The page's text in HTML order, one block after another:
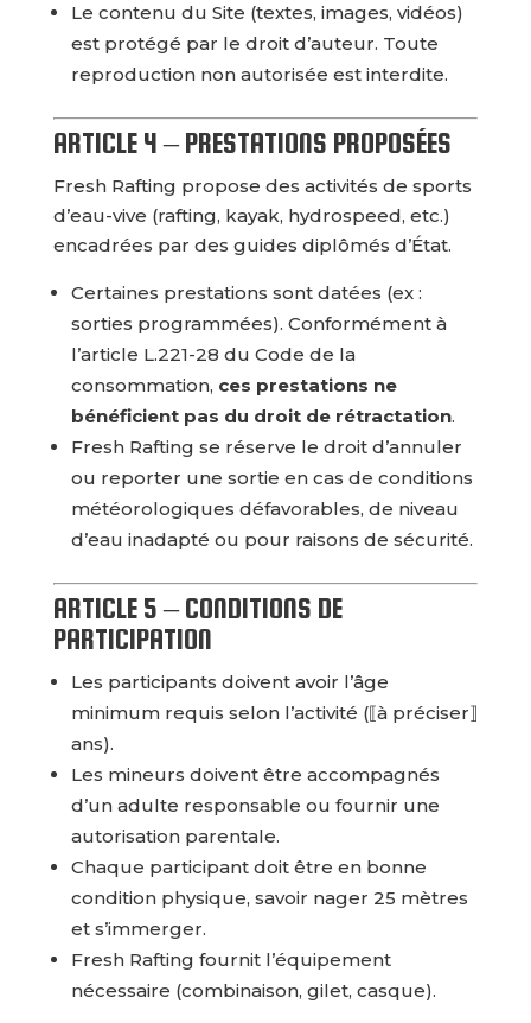
Le contenu du Site (textes, images, vidéos)
est protégé par le droit d’auteur. Toute
reproduction non autorisée est interdite.
ARTICLE 4 – PRESTATIONS PROPOSÉES
Fresh Rafting propose des activités de sports
d’eau-vive (rafting, kayak, hydrospeed, etc.)
encadrées par des guides diplômés d’État.
Certaines prestations sont datées (ex :
sorties programmées). Conformément à
l’article L.221-28 du Code de la
consommation, ces prestations ne
bénéficient pas du droit de rétractation.
Fresh Rafting se réserve le droit d’annuler
ou reporter une sortie en cas de conditions
météorologiques défavorables, de niveau
d’eau inadapté ou pour raisons de sécurité.
ARTICLE 5 – CONDITIONS DE
PARTICIPATION
Les participants doivent avoir l’âge
minimum requis selon l’activité (⟦à préciser⟧
ans).
Les mineurs doivent être accompagnés
d’un adulte responsable ou fournir une
autorisation parentale.
Chaque participant doit être en bonne
condition physique, savoir nager 25 mètres
et s’immerger.
Fresh Rafting fournit l’équipement
nécessaire (combinaison, gilet, casque).